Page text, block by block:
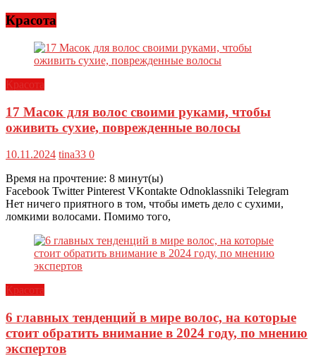
Красота
Красота
17 Масок для волос своими руками, чтобы
оживить сухие, поврежденные волосы
10.11.2024 tina33 0
Время на прочтение: 8 минут(ы)
Facebook Twitter Pinterest VKontakte Odnoklassniki Telegram
Нет ничего приятного в том, чтобы иметь дело с сухими,
ломкими волосами. Помимо того,
Красота
6 главных тенденций в мире волос, на которые
стоит обратить внимание в 2024 году, по мнению
экспертов